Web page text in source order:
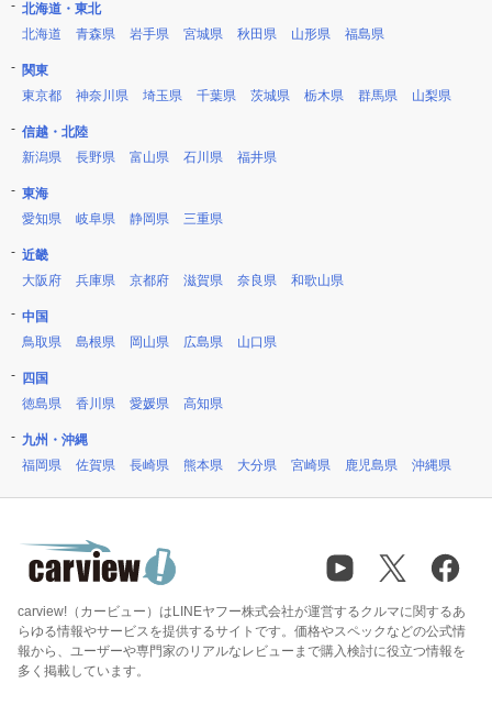
北海道・東北
北海道
青森県 岩手県 宮城県 秋田県 山形県 福島県
関東
東京都
神奈川県 埼玉県 千葉県 茨城県 栃木県 群馬県 山梨県
信越・北陸
新潟県
長野県 富山県 石川県 福井県
東海
愛知県
岐阜県 静岡県 三重県
近畿
大阪府
兵庫県 京都府 滋賀県 奈良県 和歌山県
中国
鳥取県
島根県 岡山県 広島県 山口県
四国
徳島県
香川県 愛媛県 高知県
九州・沖縄
福岡県
佐賀県 長崎県 熊本県 大分県 宮崎県 鹿児島県 沖縄県
carview!（カービュー）はLINEヤフー株式会社が運営するクルマに関するあ
らゆる情報やサービスを提供するサイトです。価格やスペックなどの公式情
報から、ユーザーや専門家のリアルなレビューまで購入検討に役立つ情報を
多く掲載しています。